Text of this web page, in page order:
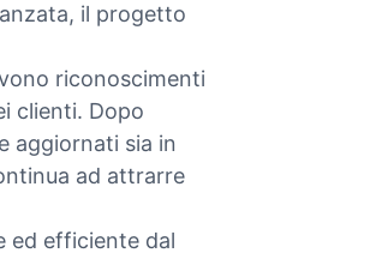
il progetto
riconoscimenti
clienti. Dopo
aggiornati sia in
ad attrarre
ed efficiente dal